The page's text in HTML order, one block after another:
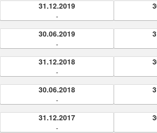
31.12.2019
-
30.06.2019
-
31.12.2018
-
30.06.2018
-
31.12.2017
-